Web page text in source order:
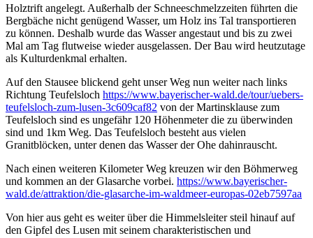
Holztrift angelegt. Außerhalb der Schneeschmelzzeiten führten die
Bergbäche nicht genügend Wasser, um Holz ins Tal transportieren
zu können. Deshalb wurde das Wasser angestaut und bis zu zwei
Mal am Tag flutweise wieder ausgelassen. Der Bau wird heutzutage
als Kulturdenkmal erhalten.
Auf den Stausee blickend geht unser Weg nun weiter nach links
Richtung Teufelsloch https://www.bayerischer-wald.de/tour/uebers-
teufelsloch-zum-lusen-3c609caf82 von der Martinsklause zum
Teufelsloch sind es ungefähr 120 Höhenmeter die zu überwinden
sind und 1km Weg. Das Teufelsloch besteht aus vielen
Granitblöcken, unter denen das Wasser der Ohe dahinrauscht.
Nach einen weiteren Kilometer Weg kreuzen wir den Böhmerweg
und kommen an der Glasarche vorbei. https://www.bayerischer-
wald.de/attraktion/die-glasarche-im-waldmeer-europas-02eb7597aa
Von hier aus geht es weiter über die Himmelsleiter steil hinauf auf
den Gipfel des Lusen mit seinem charakteristischen und